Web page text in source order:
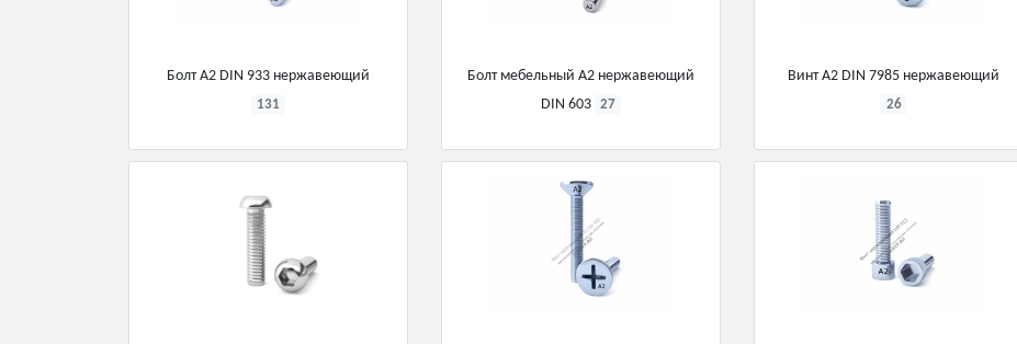
Болт А2 DIN 933 нержавеющий
131
Болт мебельный А2 нержавеющий
DIN 603
27
Винт А2 DIN 7985 нержавеющий
26